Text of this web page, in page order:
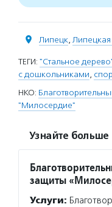
Липецк,
ТЕГИ: "Стальное
с дошкольниками,
НКО:
"Милосердие"
Узнайте больше
защиты
Услуги: